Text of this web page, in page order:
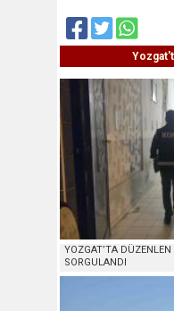
YOZGAT’TA
SORGULANDI